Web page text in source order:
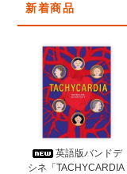
新着商品
英語版バンドデ
シネ「TACHYCARDIA